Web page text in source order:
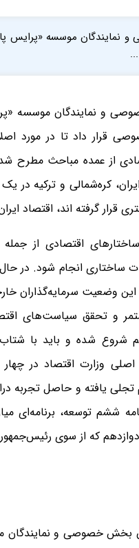
موسسه «پرایس
و نمایندگان موسسه
قرار داد تا در مورد
از عمده مباحث مطرح
ایران، کره‌شمالی و ترکیه
اقتصادی از
ساختاری انجام شود. در
وضعیت سرمایه‌گذاران
و تحقق سیاست‌های
شده و باید با شتاب
اصلی وزارت اقتصاد در
یافته و حاصل تجربه
ششم توسعه،
که از سوی
خصوصی و نمایندگان